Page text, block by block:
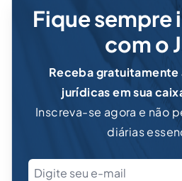
Fique
com o
Receba gratuitamente
jurídicas em sua
Inscreva-se agora e não
diárias